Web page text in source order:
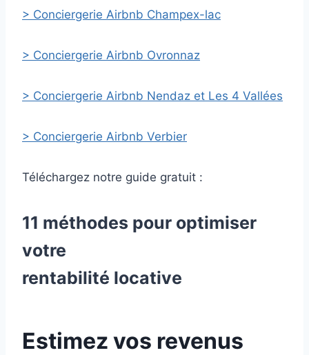
> Conciergerie Airbnb Champex-lac
> Conciergerie Airbnb Ovronnaz
> Conciergerie Airbnb Nendaz et Les 4 Vallées
> Conciergerie Airbnb Verbier
Téléchargez notre guide gratuit :
11 méthodes pour optimiser
votre
rentabilité locative
Estimez vos revenus